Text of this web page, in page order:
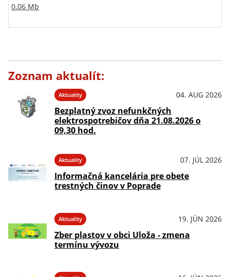
0.06 Mb
Zoznam aktualít:
Aktuality 04. AUG 2026
Bezplatný zvoz nefunkčných
elektrospotrebičov dňa 21.08.2026 o
09,30 hod.
Aktuality 07. JÚL 2026
Informačná kancelária pre obete
trestných činov v Poprade
Aktuality 19. JÚN 2026
Zber plastov v obci Uloža - zmena
termínu vývozu